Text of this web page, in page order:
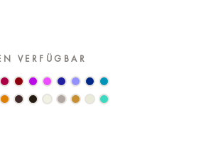
VERFÜGBAR